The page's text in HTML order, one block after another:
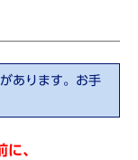
あります。お手
、